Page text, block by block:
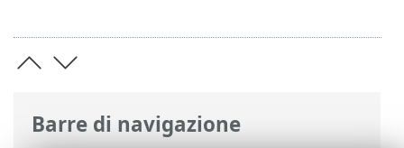
Barre di navigazione